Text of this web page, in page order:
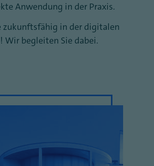
Anwendung in der Praxis.
zukunftsfähig in der digitalen
Wir begleiten Sie dabei.